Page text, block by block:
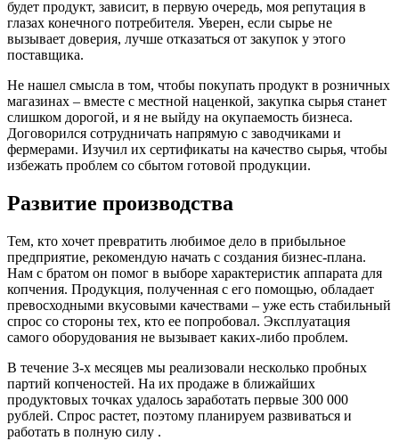
будет продукт, зависит, в первую очередь, моя репутация в
глазах конечного потребителя. Уверен, если сырье не
вызывает доверия, лучше отказаться от закупок у этого
поставщика.
Не нашел смысла в том, чтобы покупать продукт в розничных
магазинах – вместе с местной наценкой, закупка сырья станет
слишком дорогой, и я не выйду на окупаемость бизнеса.
Договорился сотрудничать напрямую с заводчиками и
фермерами. Изучил их сертификаты на качество сырья, чтобы
избежать проблем со сбытом готовой продукции.
Развитие производства
Тем, кто хочет превратить любимое дело в прибыльное
предприятие, рекомендую начать с создания бизнес-плана.
Нам с братом он помог в выборе характеристик аппарата для
копчения. Продукция, полученная с его помощью, обладает
превосходными вкусовыми качествами – уже есть стабильный
спрос со стороны тех, кто ее попробовал. Эксплуатация
самого оборудования не вызывает каких-либо проблем.
В течение 3-х месяцев мы реализовали несколько пробных
партий копченостей. На их продаже в ближайших
продуктовых точках удалось заработать первые 300 000
рублей. Спрос растет, поэтому планируем развиваться и
работать в полную силу .